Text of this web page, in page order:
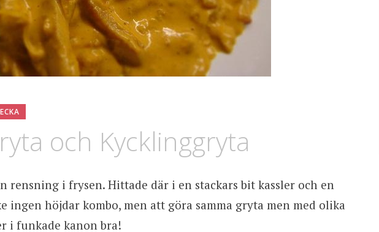
och Kycklinggryta
rensning i frysen. Hittade där i en stackars bit kassler och en
ingen höjdar kombo, men att göra samma gryta men med olika
i funkade kanon bra!